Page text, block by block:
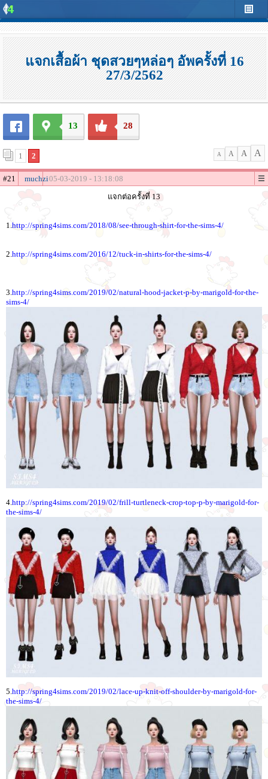
แจกเสื้อผ้า ชุดสวยๆหล่อๆ อัพครั้งที่ 16
27/3/2562
13 28
1 2 A A A A
#21 muchzi05-03-2019 - 13:18:08
แจกต่อครั้งที่ 13
1.http://spring4sims.com/2018/08/see-through-shirt-for-the-sims-4/
2.http://spring4sims.com/2016/12/tuck-in-shirts-for-the-sims-4/
3.http://spring4sims.com/2019/02/natural-hood-jacket-p-by-marigold-for-the-
sims-4/
4.http://spring4sims.com/2019/02/frill-turtleneck-crop-top-p-by-marigold-for-
the-sims-4/
5. http://spring4sims.com/2019/02/lace-up-knit-off-shoulder-by-marigold-for-
the-sims-4/